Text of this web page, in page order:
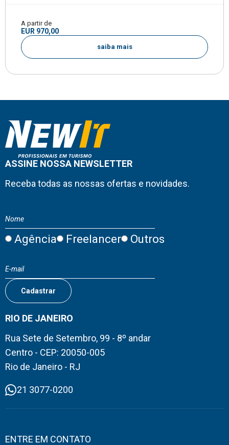
A partir de
EUR 970,00
saiba mais
ASSINE NOSSA NEWSLETTER
Receba todas as nossas ofertas e novidades.
Agência Freelancer Outros
RIO DE JANEIRO
Rua Sete de Setembro, 99 - 8º andar
Centro - CEP: 20050-005
Rio de Janeiro - RJ
21 3077-0200
ENTRE EM CONTATO